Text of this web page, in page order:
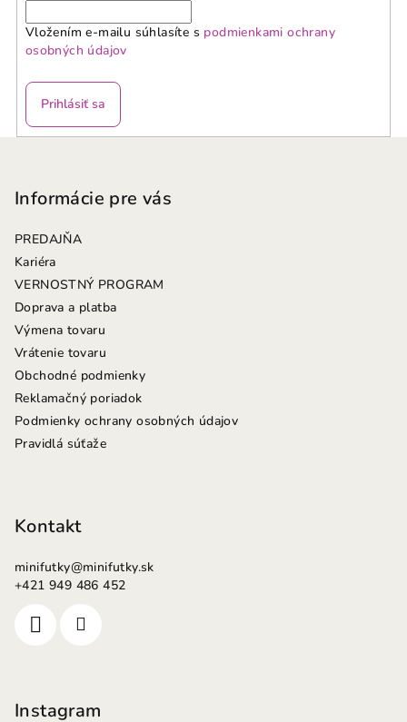
Vložením e-mailu súhlasíte s podmienkami ochrany
osobných údajov
Prihlásiť sa
Informácie pre vás
PREDAJŇA
Kariéra
VERNOSTNÝ PROGRAM
Doprava a platba
Výmena tovaru
Vrátenie tovaru
Obchodné podmienky
Reklamačný poriadok
Podmienky ochrany osobných údajov
Pravidlá súťaže
Kontakt
minifutky@minifutky.sk
+421 949 486 452
Instagram